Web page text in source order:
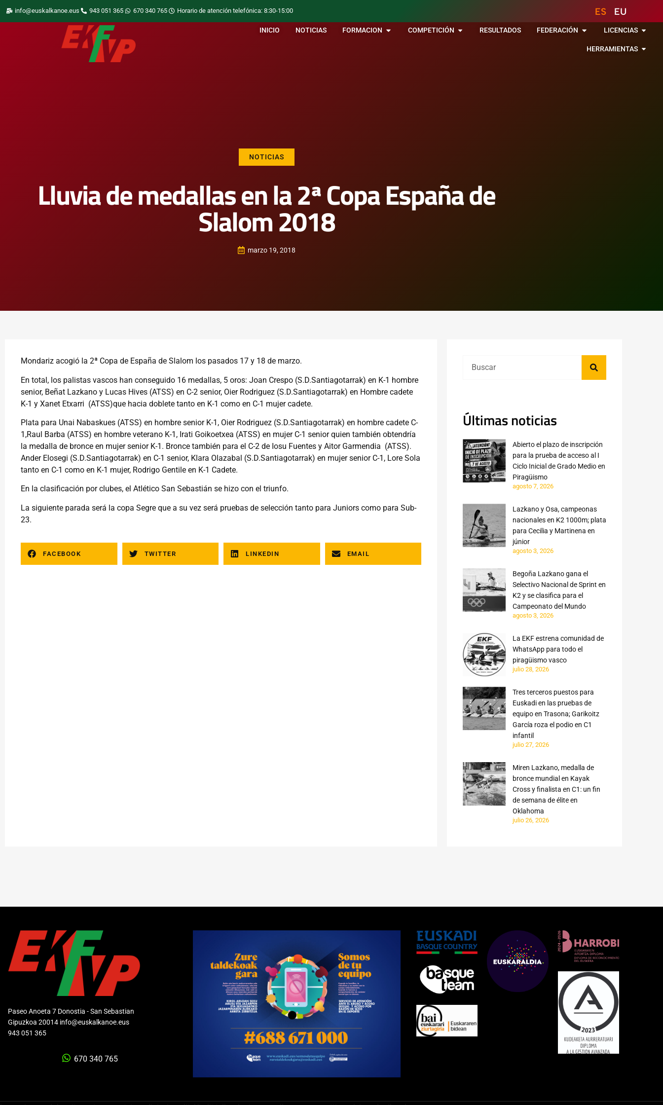
info@euskalkanoe.eus 943 051 365 670 340 765 Horario de atención telefónica: 8:30-15:00 ES EU
INICIO NOTICIAS FORMACION COMPETICIÓN RESULTADOS FEDERACIÓN LICENCIAS
HERRAMIENTAS
NOTICIAS
Lluvia de medallas en la 2ª Copa España de
Slalom 2018
marzo 19, 2018
Mondariz acogió la 2ª Copa de España de Slalom los pasados 17 y 18 de marzo.
En total, los palistas vascos han conseguido 16 medallas, 5 oros: Joan Crespo (S.D.Santiagotarrak) en K-1 hombre
senior, Beñat Lazkano y Lucas Hives (ATSS) en C-2 senior, Oier Rodriguez (S.D.Santiagotarrak) en Hombre cadete
K-1 y Xanet Etxarri (ATSS)que hacia doblete tanto en K-1 como en C-1 mujer cadete.
Plata para Unai Nabaskues (ATSS) en hombre senior K-1, Oier Rodriguez (S.D.Santiagotarrak) en hombre cadete C-
1,Raul Barba (ATSS) en hombre veterano K-1, Irati Goikoetxea (ATSS) en mujer C-1 senior quien también obtendría
la medalla de bronce en mujer senior K-1. Bronce también para el C-2 de Iosu Fuentes y Aitor Garmendia (ATSS).
Ander Elosegi (S.D.Santiagotarrak) en C-1 senior, Klara Olazabal (S.D.Santiagotarrak) en mujer senior C-1, Lore Sola
tanto en C-1 como en K-1 mujer, Rodrigo Gentile en K-1 Cadete.
En la clasificación por clubes, el Atlético San Sebastián se hizo con el triunfo.
La siguiente parada será la copa Segre que a su vez será pruebas de selección tanto para Juniors como para Sub-
23.
FACEBOOK TWITTER LINKEDIN EMAIL
Últimas noticias
Abierto el plazo de inscripción
para la prueba de acceso al I
Ciclo Inicial de Grado Medio en
Piragüismo
agosto 7, 2026
Lazkano y Osa, campeonas
nacionales en K2 1000m; plata
para Cecilia y Martinena en
júnior
agosto 3, 2026
Begoña Lazkano gana el
Selectivo Nacional de Sprint en
K2 y se clasifica para el
Campeonato del Mundo
agosto 3, 2026
La EKF estrena comunidad de
WhatsApp para todo el
piragüismo vasco
julio 28, 2026
Tres terceros puestos para
Euskadi en las pruebas de
equipo en Trasona; Garikoitz
García roza el podio en C1
infantil
julio 27, 2026
Miren Lazkano, medalla de
bronce mundial en Kayak
Cross y finalista en C1: un fin
de semana de élite en
Oklahoma
julio 26, 2026
Paseo Anoeta 7 Donostia - San Sebastian
Gipuzkoa 20014 info@euskalkanoe.eus
943 051 365
670 340 765